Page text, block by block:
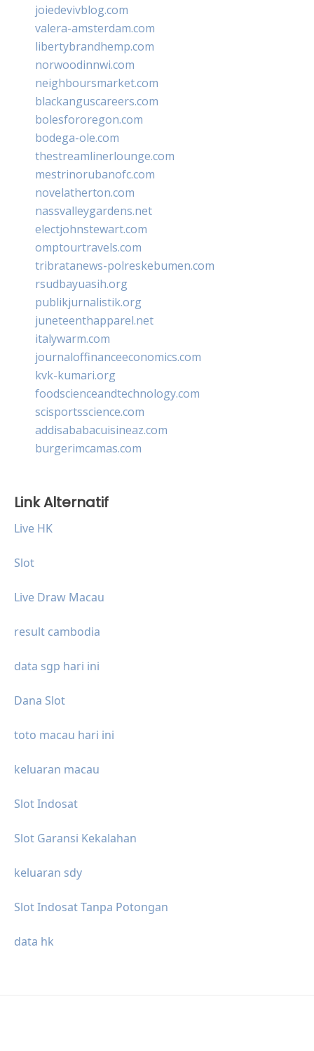
joiedevivblog.com
valera-amsterdam.com
libertybrandhemp.com
norwoodinnwi.com
neighboursmarket.com
blackanguscareers.com
bolesfororegon.com
bodega-ole.com
thestreamlinerlounge.com
mestrinorubanofc.com
novelatherton.com
nassvalleygardens.net
electjohnstewart.com
omptourtravels.com
tribratanews-polreskebumen.com
rsudbayuasih.org
publikjurnalistik.org
juneteenthapparel.net
italywarm.com
journaloffinanceeconomics.com
kvk-kumari.org
foodscienceandtechnology.com
scisportsscience.com
addisababacuisineaz.com
burgerimcamas.com
Link Alternatif
Live HK
Slot
Live Draw Macau
result cambodia
data sgp hari ini
Dana Slot
toto macau hari ini
keluaran macau
Slot Indosat
Slot Garansi Kekalahan
keluaran sdy
Slot Indosat Tanpa Potongan
data hk